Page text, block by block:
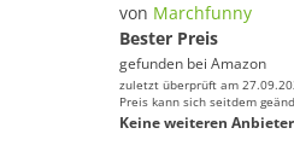
von Marchfunny
Bester Preis
gefunden bei Amazon
zuletzt überprüft am
Preis kann sich seitdem
Keine weiteren Anbieter